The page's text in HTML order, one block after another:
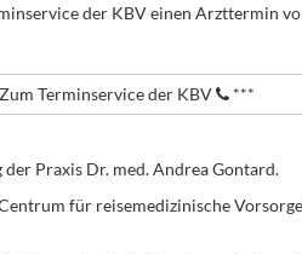
der KBV einen Arzttermin
Zum Terminservice der KBV ***
Praxis Dr. med. Andrea Gontard.
für reisemedizinische